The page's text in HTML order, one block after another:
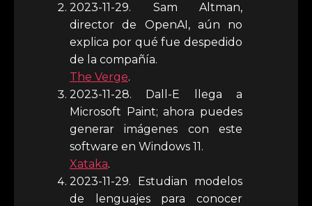
2023-11-29. Sam Altman,
director de OpenAI, aún no
explica por qué fue despedido
de la compañía.
The Verge.
2023-11-28. Dall-E llega a
Microsoft Paint; ahora puedes
generar imágenes con este
software en Windows 11.
Xataka.
2023-11-29. Estudian modelos
de lenguajes para conocer